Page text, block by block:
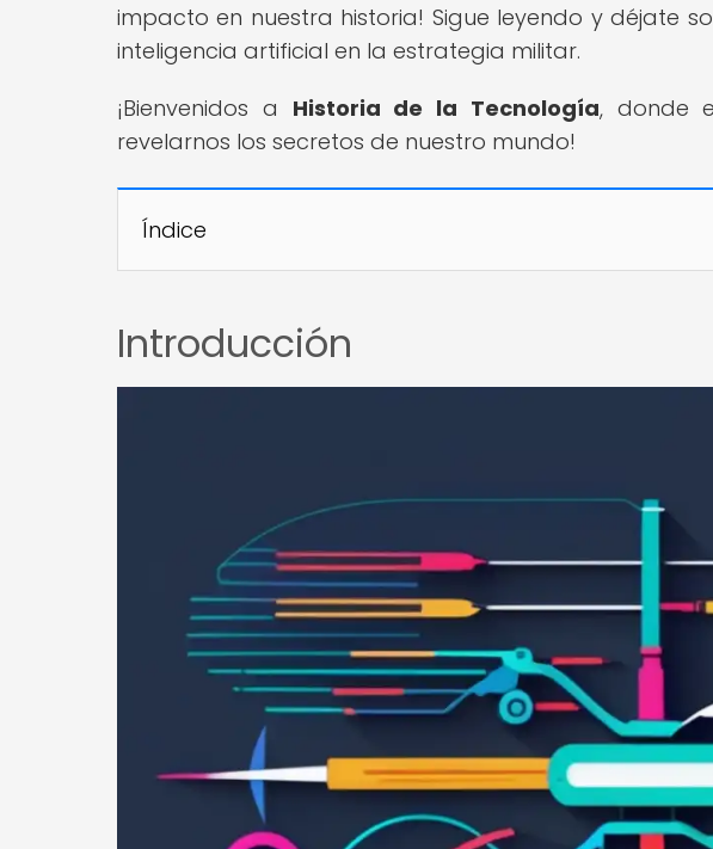
impacto en nuestra historia! Sigue leyendo y déjate
inteligencia artificial en la estrategia militar.
¡Bienvenidos a Historia de la Tecnología, donde
revelarnos los secretos de nuestro mundo!
Índice
Introducción